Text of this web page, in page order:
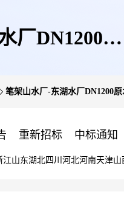
厂DN1200原
笔架山水厂-东湖水厂DN1200
重新招标 中标通知
江山东湖北四川 河北河南天津山